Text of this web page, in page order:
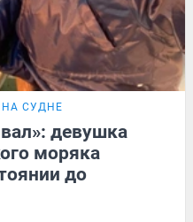
СУДНЕ
девушка
моряка
до